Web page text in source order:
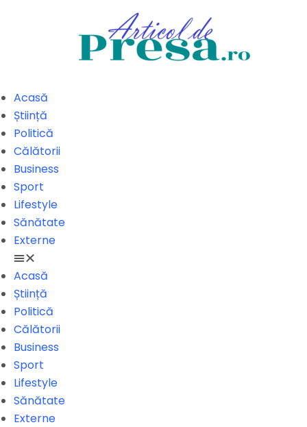
Acasă
Știință
Politică
Călătorii
Business
Sport
Lifestyle
Sănătate
Externe
Acasă
Știință
Politică
Călătorii
Business
Sport
Lifestyle
Sănătate
Externe